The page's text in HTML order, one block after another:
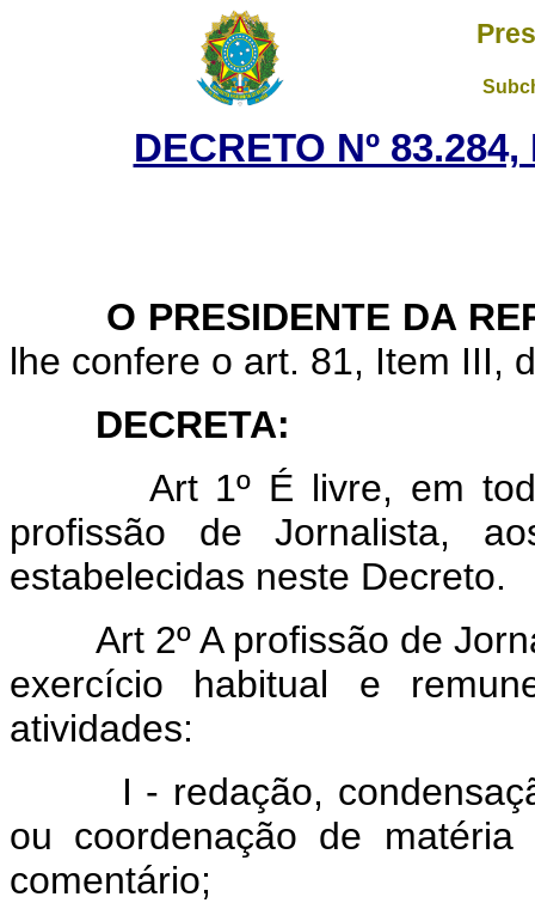
DECRETO Nº
O PRESIDENTE DA
lhe confere o art. 81, Item III,
DECRETA:
Art 1º É livre, em
profissão de Jornalista,
estabelecidas neste Decreto.
Art 2º A profissão de
exercício habitual e
atividades:
I - redação,
ou coordenação de
comentário;